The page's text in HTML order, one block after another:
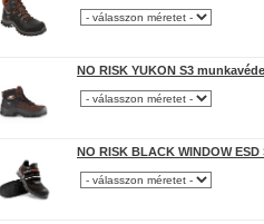
NO RISK YUKON S3
NO RISK BLACK WINDOW